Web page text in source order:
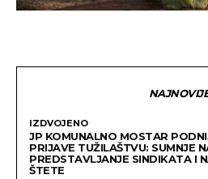
IZDVOJENO
JP KOMUNALNO MOSTAR
PRIJAVE TUŽILAŠTVU: SUMNJE
PREDSTAVLJANJE SINDIKATA I
ŠTETE